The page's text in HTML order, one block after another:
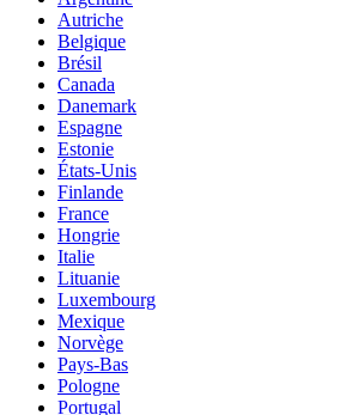
Autriche
Belgique
Brésil
Canada
Danemark
Espagne
Estonie
États-Unis
Finlande
France
Hongrie
Italie
Lituanie
Luxembourg
Mexique
Norvège
Pays-Bas
Pologne
Portugal